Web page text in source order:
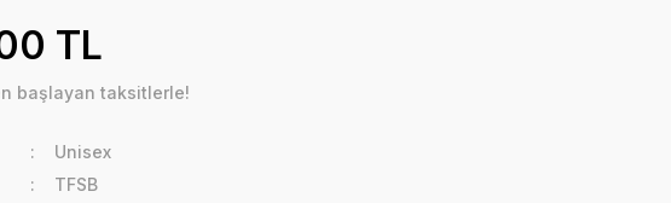
TL
başlayan taksitlerle!
Unisex
TFSB